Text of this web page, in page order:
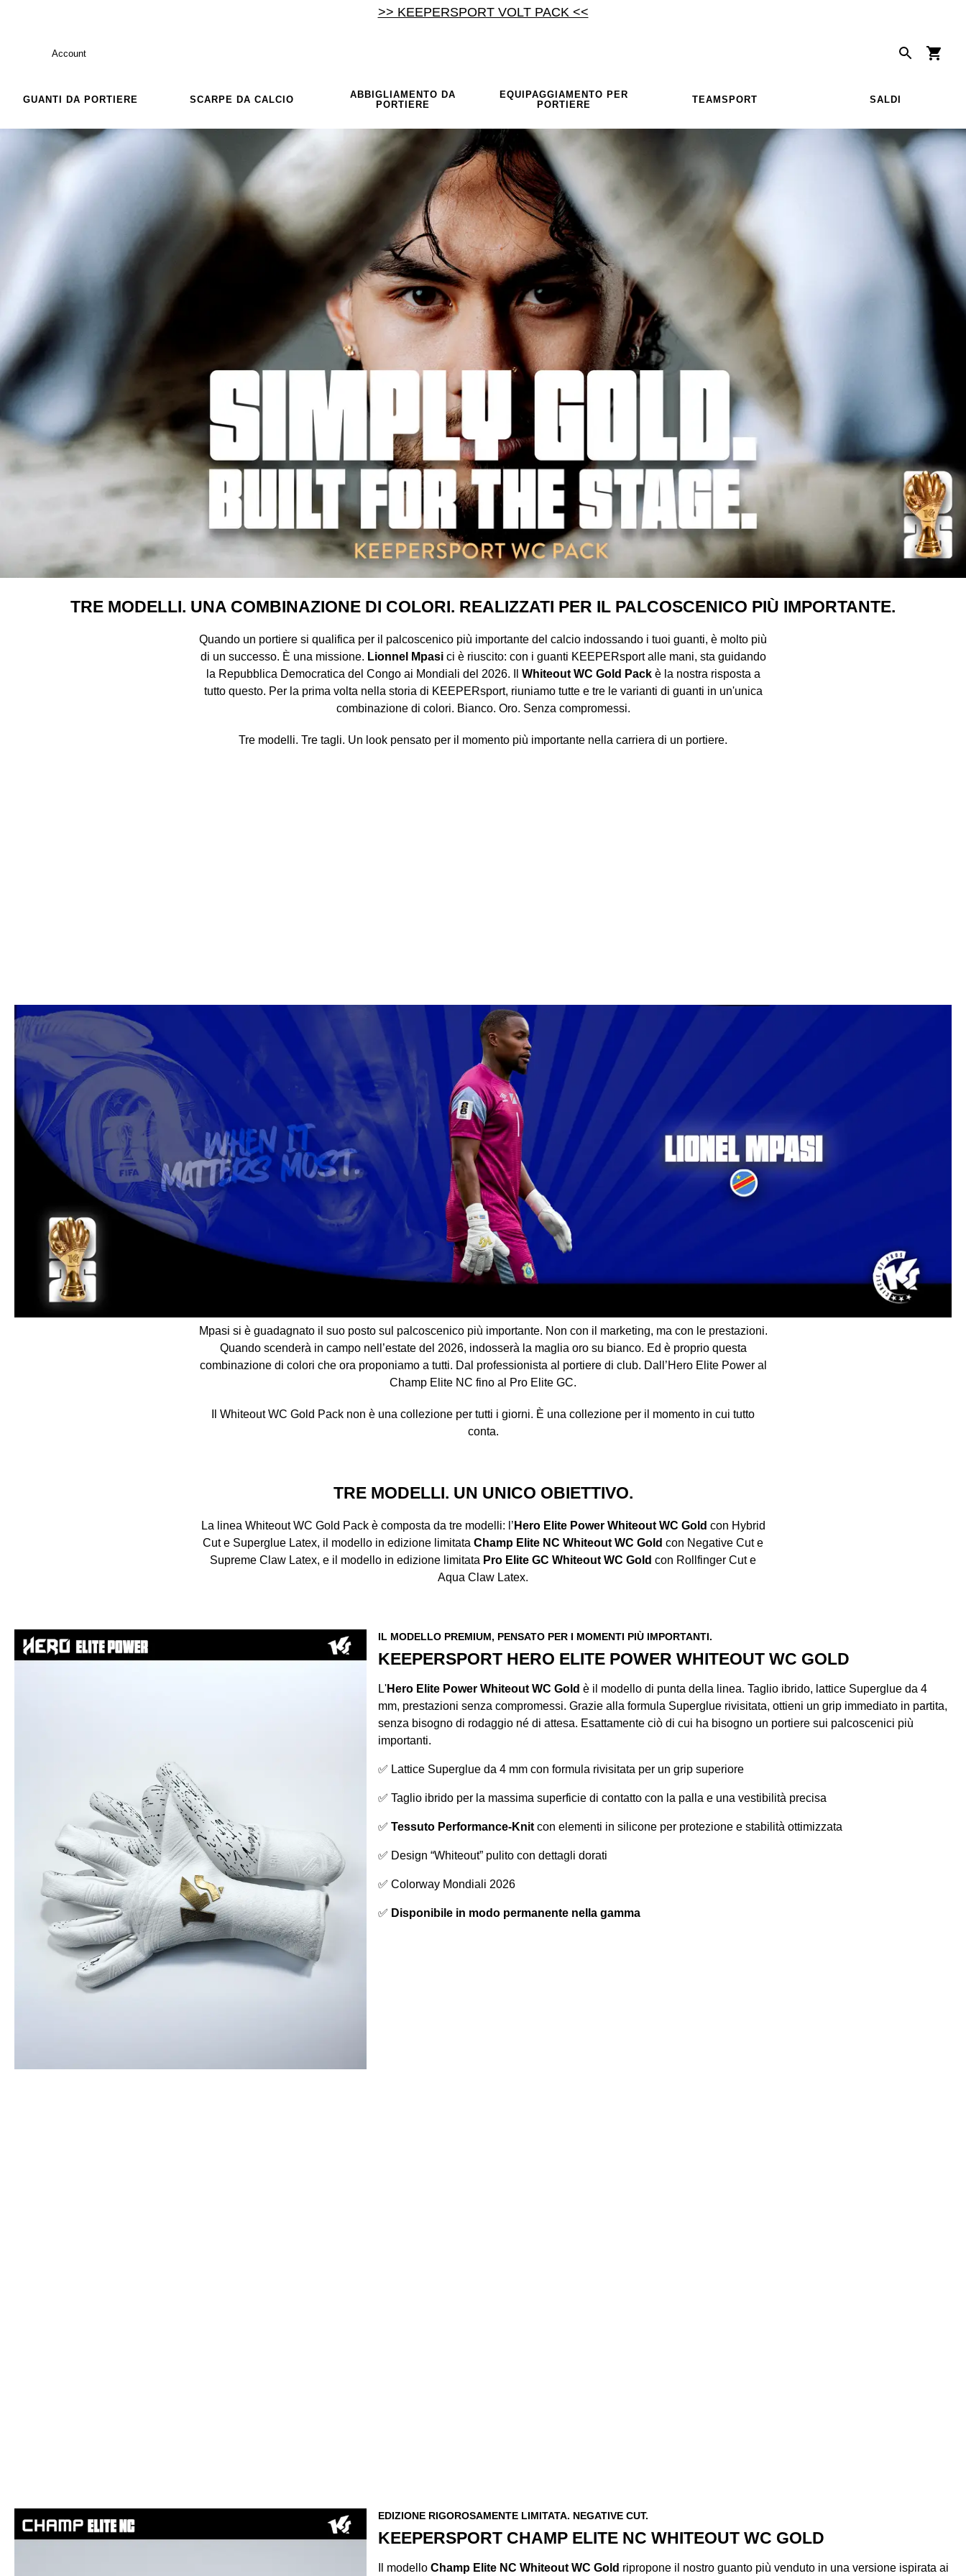
>> KEEPERSPORT VOLT PACK <<
Account
GUANTI DA PORTIERE SCARPE DA CALCIO
ABBIGLIAMENTO DA
PORTIERE
EQUIPAGGIAMENTO PER
PORTIERE
TEAMSPORT SALDI
TRE MODELLI. UNA COMBINAZIONE DI COLORI. REALIZZATI PER IL PALCOSCENICO PIÙ IMPORTANTE.
Quando un portiere si qualifica per il palcoscenico più importante del calcio indossando i tuoi guanti, è molto più
di un successo. È una missione. Lionnel Mpasici è riuscito: con i guanti KEEPERsport alle mani, sta guidando
la Repubblica Democratica del Congo ai Mondiali del 2026. Il Whiteout WC Gold Packè la nostra risposta a
tutto questo. Per la prima volta nella storia di KEEPERsport, riuniamo tutte e tre le varianti di guanti in un'unica
combinazione di colori. Bianco. Oro. Senza compromessi.
Tre modelli. Tre tagli. Un look pensato per il momento più importante nella carriera di un portiere.
Mpasi si è guadagnato il suo posto sul palcoscenico più importante. Non con il marketing, ma con le prestazioni.
Quando scenderà in campo nell’estate del 2026, indosserà la maglia oro su bianco. Ed è proprio questa
combinazione di colori che ora proponiamo a tutti. Dal professionista al portiere di club. Dall’Hero Elite Power al
Champ Elite NC fino al Pro Elite GC.
Il Whiteout WC Gold Pack non è una collezione per tutti i giorni. È una collezione per il momento in cui tutto
conta.
TRE MODELLI. UN UNICO OBIETTIVO.
La linea Whiteout WC Gold Pack è composta da tre modelli: l’ Hero Elite Power Whiteout WC Gold con Hybrid
Cut e Superglue Latex, il modello in edizione limitata Champ Elite NC Whiteout WC Gold con Negative Cut e
Supreme Claw Latex, e il modello in edizione limitata Pro Elite GC Whiteout WC Gold con Rollfinger Cut e
Aqua Claw Latex.
IL MODELLO PREMIUM, PENSATO PER I MOMENTI PIÙ IMPORTANTI.
KEEPERSPORT HERO ELITE POWER WHITEOUT WC GOLD
L'Hero Elite Power Whiteout WC Gold è il modello di punta della linea. Taglio ibrido, lattice Superglue da 4
mm, prestazioni senza compromessi. Grazie alla formula Superglue rivisitata, ottieni un grip immediato in partita,
senza bisogno di rodaggio né di attesa. Esattamente ciò di cui ha bisogno un portiere sui palcoscenici più
importanti.
✅ Lattice Superglue da 4 mm con formula rivisitata per un grip superiore
✅ Taglio ibrido per la massima superficie di contatto con la palla e una vestibilità precisa
✅Tessuto Performance-Knitcon elementi in silicone per protezione e stabilità ottimizzata
✅ Design “Whiteout” pulito con dettagli dorati
✅ Colorway Mondiali 2026
✅ Disponibile in modo permanente nella gamma
EDIZIONE RIGOROSAMENTE LIMITATA. NEGATIVE CUT.
KEEPERSPORT CHAMP ELITE NC WHITEOUT WC GOLD
Il modelloChamp Elite NC Whiteout WC Gold ripropone il nostro guanto più venduto in una versione ispirata ai